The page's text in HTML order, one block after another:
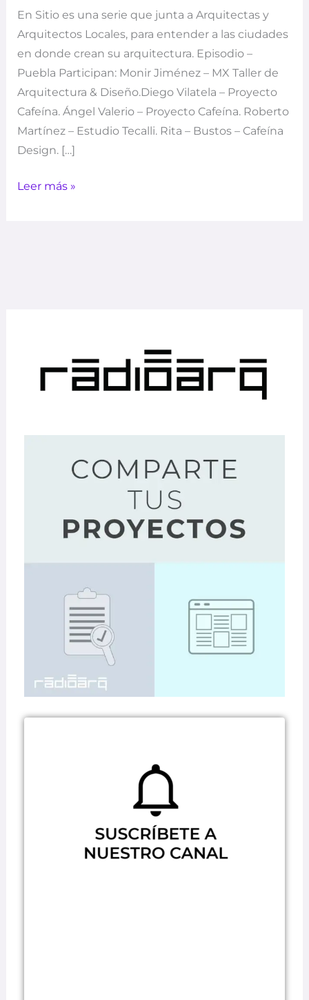
En Sitio es una serie que junta a Arquitectas y
Arquitectos Locales, para entender a las ciudades
en donde crean su arquitectura. Episodio –
Puebla Participan: Monir Jiménez – MX Taller de
Arquitectura & Diseño.Diego Vilatela – Proyecto
Cafeína. Ángel Valerio – Proyecto Cafeína. Roberto
Martínez – Estudio Tecalli. Rita – Bustos – Cafeína
Design. […]
Leer más »